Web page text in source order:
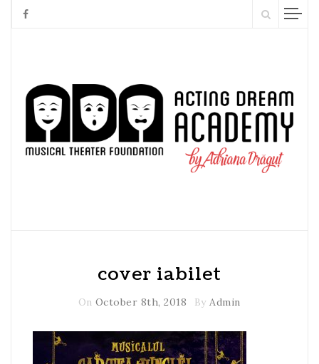
cover iabilet
On October 8th, 2018 By Admin